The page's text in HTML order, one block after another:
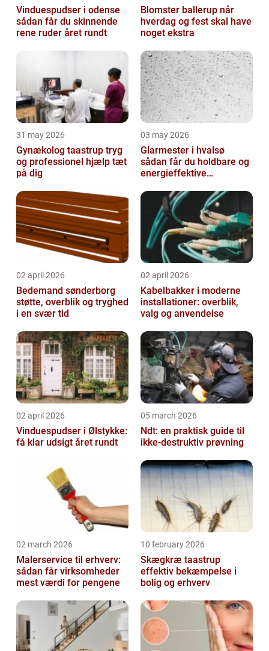
Vinduespudser i odense
sådan får du skinnende
rene ruder året rundt
Blomster ballerup når
hverdag og fest skal have
noget ekstra
31 may 2026
Gynækolog taastrup tryg
og professionel hjælp tæt
på dig
03 may 2026
Glarmester i hvalsø
sådan får du holdbare og
energieffektive
02 april 2026
Bedemand sønderborg
støtte, overblik og tryghed
i en svær tid
02 april 2026
Kabelbakker i moderne
installationer: overblik,
valg og anvendelse
02 april 2026
Vinduespudser i Ølstykke:
få klar udsigt året rundt
05 march 2026
Ndt: en praktisk guide til
ikke-destruktiv prøvning
02 march 2026
Malerservice til erhverv:
sådan får virksomheder
mest værdi for pengene
10 february 2026
Skægkræ taastrup
effektiv bekæmpelse i
bolig og erhverv